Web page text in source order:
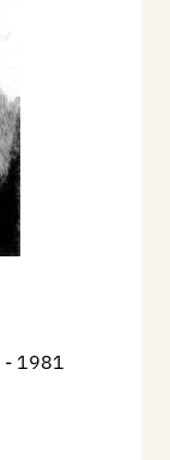
- 1981